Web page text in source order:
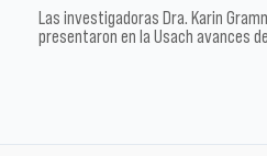
Las investigadoras Dra. Karin
presentaron en la Usach avances